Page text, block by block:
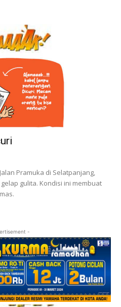
Pramuka di Selatpanjang,
gulita. Kondisi ini membuat
-